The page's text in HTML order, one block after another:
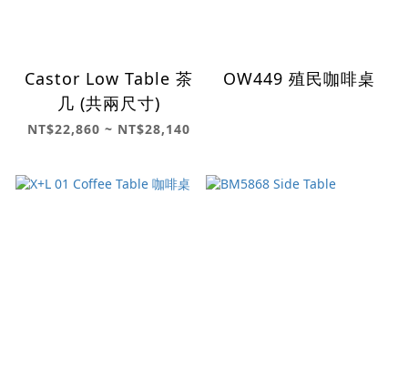
Castor Low Table 茶
几 (共兩尺寸)
NT$22,860 ~ NT$28,140
OW449 殖民咖啡桌